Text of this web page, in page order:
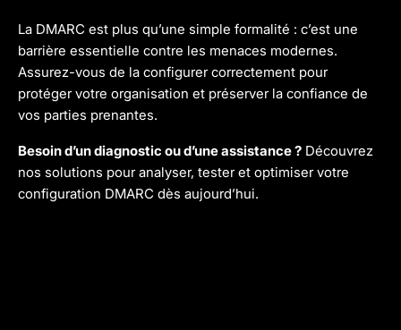
La DMARC est plus qu’une simple formalité : c’est une
barrière essentielle contre les menaces modernes.
Assurez-vous de la configurer correctement pour
protéger votre organisation et préserver la confiance de
vos parties prenantes.
Besoin d’un diagnostic ou d’une assistance ? Découvrez
nos solutions pour analyser, tester et optimiser votre
configuration DMARC dès aujourd’hui.